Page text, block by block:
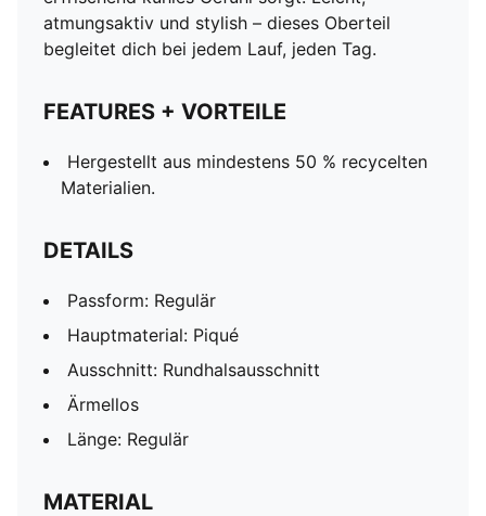
atmungsaktiv und stylish – dieses Oberteil
begleitet dich bei jedem Lauf, jeden Tag.
FEATURES + VORTEILE
Hergestellt aus mindestens 50 % recycelten
Materialien.
DETAILS
Passform: Regulär
Hauptmaterial: Piqué
Ausschnitt: Rundhalsausschnitt
Ärmellos
Länge: Regulär
MATERIAL